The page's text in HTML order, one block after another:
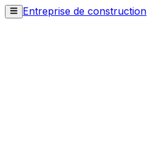
Entreprise de construction